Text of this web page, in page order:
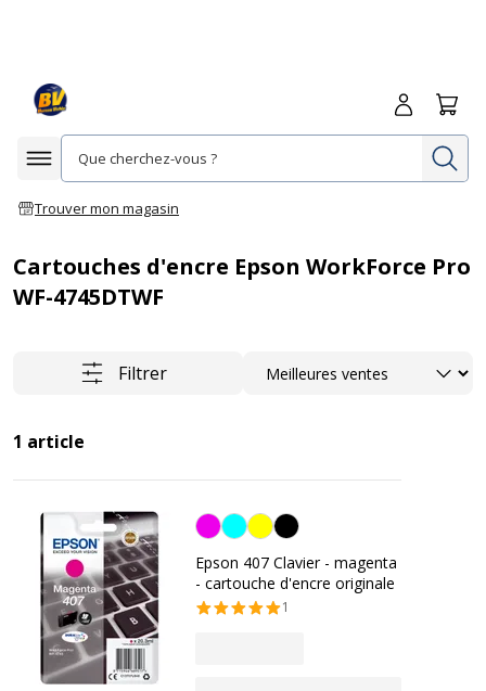
Afficher la navigation
Trouver mon magasin
Me
Cartouches d'encre Epson WorkForce Pro
WF-4745DTWF
Filtrer Trier
1 article
Magenta
Epson 407 Clavier - magenta
- cartouche d'encre originale
1